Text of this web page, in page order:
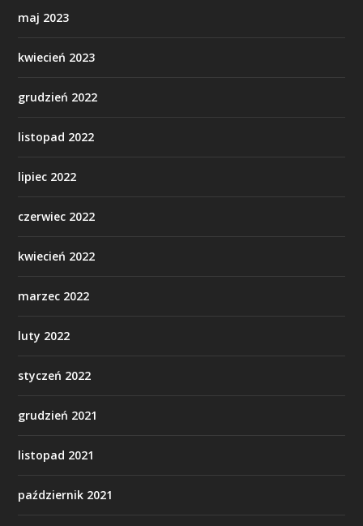
maj 2023
kwiecień 2023
grudzień 2022
listopad 2022
lipiec 2022
czerwiec 2022
kwiecień 2022
marzec 2022
luty 2022
styczeń 2022
grudzień 2021
listopad 2021
październik 2021